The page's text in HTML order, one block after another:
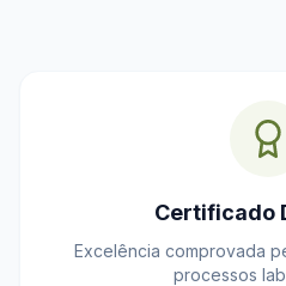
Certificado
Excelência comprovada
processos